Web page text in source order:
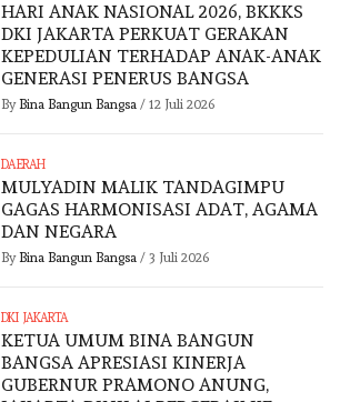
HARI ANAK NASIONAL 2026, BKKKS
DKI JAKARTA PERKUAT GERAKAN
KEPEDULIAN TERHADAP ANAK-ANAK
GENERASI PENERUS BANGSA
By Bina Bangun Bangsa/ 12 Juli 2026
DAERAH
MULYADIN MALIK TANDAGIMPU
GAGAS HARMONISASI ADAT, AGAMA
DAN NEGARA
By Bina Bangun Bangsa/ 3 Juli 2026
DKI JAKARTA
KETUA UMUM BINA BANGUN
BANGSA APRESIASI KINERJA
GUBERNUR PRAMONO ANUNG,